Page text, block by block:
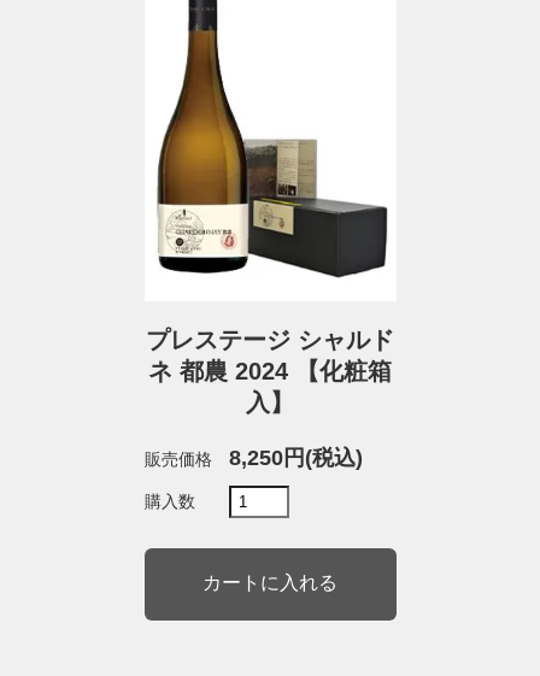
プレステージ シャルド
ネ 都農 2024 【化粧箱
入】
販売価格 8,250円(税込)
購入数